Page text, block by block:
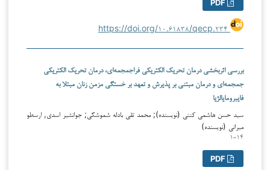
https://doi.org/۱۰.۶۱۸۳۸/qecp.۲۳۴
بررسی اثربخشی درمان تحریک الکتریکی فراجمجمه‌ای، درمان تحریک الکتریکی
جمجمه‌ای و درمان مبتنی بر پذیرش و تعهد بر خستگی مزمن زنان مبتلا به
فایبرومایالژیا
سید حسن هاشمی کنتی (نویسنده); محمد تقی بادله شموشکی; جوانشیر اسدی, ارسطو
میرانی (نویسنده)
۱-۱۴